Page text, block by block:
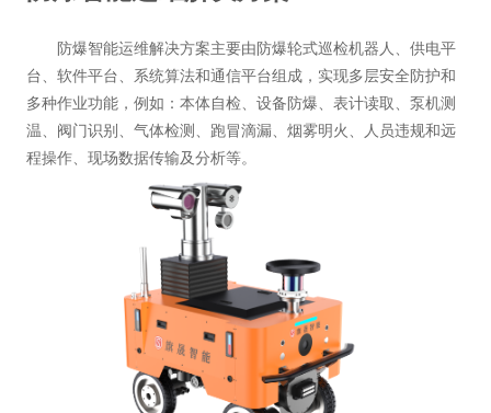
防爆智能运维解决方案主要由防爆轮式巡检机器人、供电平
台、软件平台、系统算法和通信平台组成，实现多层安全防护和
多种作业功能，例如：本体自检、设备防爆、表计读取、泵机测
温、阀门识别、气体检测、跑冒滴漏、烟雾明火、人员违规和远
程操作、现场数据传输及分析等。